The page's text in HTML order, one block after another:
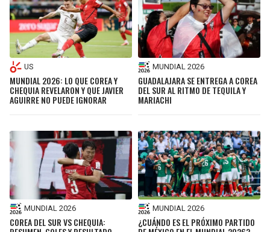
US
MUNDIAL 2026: LO QUE COREA Y
CHEQUIA REVELARON Y QUE JAVIER
AGUIRRE NO PUEDE IGNORAR
MUNDIAL 2026
GUADALAJARA SE ENTREGA A COREA
DEL SUR AL RITMO DE TEQUILA Y
MARIACHI
MUNDIAL 2026
COREA DEL SUR VS CHEQUIA:
MUNDIAL 2026
¿CUÁNDO ES EL PRÓXIMO PARTIDO